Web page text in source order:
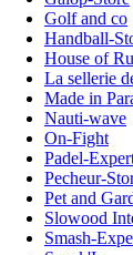
Golf and co
Handball-
House of
La sellerie
Made in
Nauti-wave
On-Fight
Padel-
Pecheur-
Pet and
Slowood
Smash-